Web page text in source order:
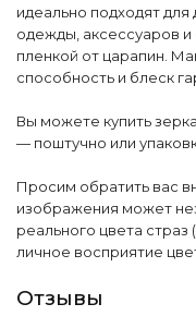
идеально подходят
одежды, аксессуаров
пленкой от царапин.
способность и блеск
Вы можете купить
— поштучно или
Просим обратить вас
изображения может
реального цвета страз
личное восприятие
Отзывы